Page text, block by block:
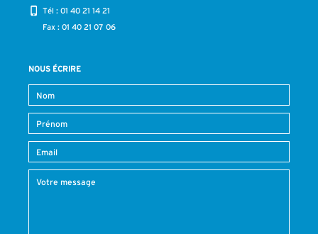
Tél : 01 40 21 14 21
Fax : 01 40 21 07 06
NOUS ÉCRIRE